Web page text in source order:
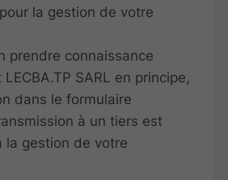
la gestion de votre
prendre connaissance
SARL en principe,
dans le formulaire
à un tiers est
la gestion de votre